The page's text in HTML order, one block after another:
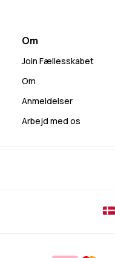
Om
Join Fællesskabet
Om
Anmeldelser
Arbejd med os